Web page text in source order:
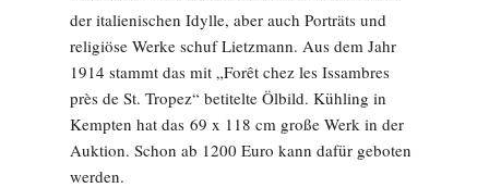
der italienischen Idylle, aber auch Porträts und
religiöse Werke schuf Lietzmann. Aus dem Jahr
1914 stammt das mit „Forêt chez les Issambres
près de St. Tropez“ betitelte Ölbild. Kühling in
Kempten hat das 69 x 118 cm große Werk in der
Auktion. Schon ab 1200 Euro kann dafür geboten
werden.